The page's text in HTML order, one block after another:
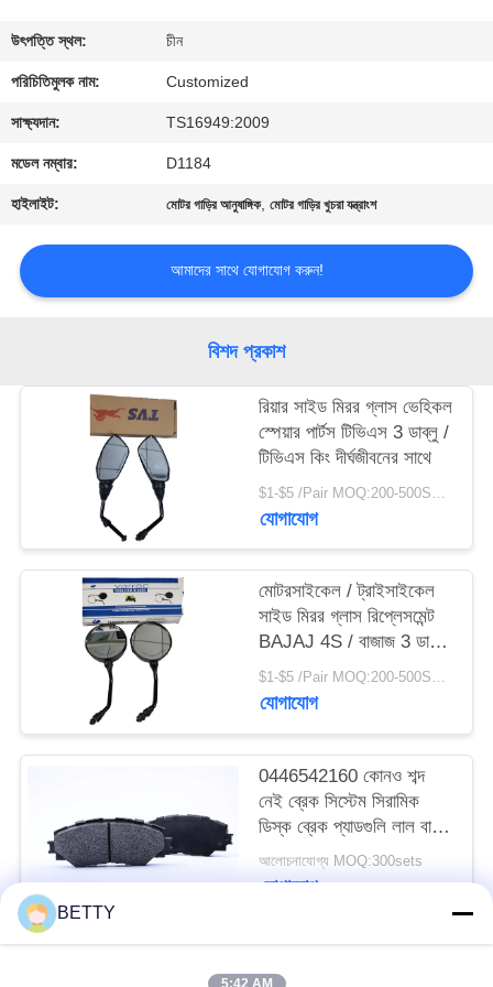
মান
নিয়ন্ত্রণ
উদ্ধৃতির
জন্য
সাইট
PRIVACY
POLICY
উৎপত্তি স্থল: চীন
পরিচিতিমুলক নাম: Customized
সাক্ষ্যদান: TS16949:2009
মডেল নম্বার: D1184
হাইলাইট: মোটর গাড়ির আনুষাঙ্গিক,মোটর গাড়ির খুচরা যন্ত্রাংশ
আমাদের সাথে যোগাযোগ করুন!
বিশদ প্রকাশ
রিয়ার সাইড মিরর গ্লাস ভেহিকল
স্পেয়ার পার্টস টিভিএস 3 ডাব্লু /
টিভিএস কিং দীর্ঘজীবনের সাথে
$1-$5 /Pair MOQ:200-500SETS
যোগাযোগ
মোটরসাইকেল / ট্রাইসাইকেল
সাইড মিরর গ্লাস রিপ্লেসমেন্ট
BAJAJ 4S / বাজাজ 3 ডাব্লু
/ বাজাজ205 কালো
$1-$5 /Pair MOQ:200-500SETS
যোগাযোগ
0446542160 কোনও শব্দ
নেই ব্রেক সিস্টেম সিরামিক
ডিস্ক ব্রেক প্যাডগুলি লাল বা
কাস্টমাইজড H1699
আলোচনাযোগ্য MOQ:300sets
যোগাযোগ
BETTY
5:42 AM